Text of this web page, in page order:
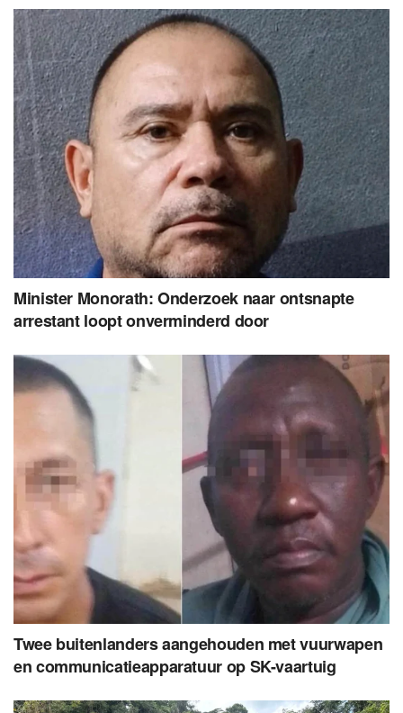
Minister Monorath: Onderzoek naar ontsnapte
arrestant loopt onverminderd door
Twee buitenlanders aangehouden met vuurwapen
en communicatieapparatuur op SK-vaartuig